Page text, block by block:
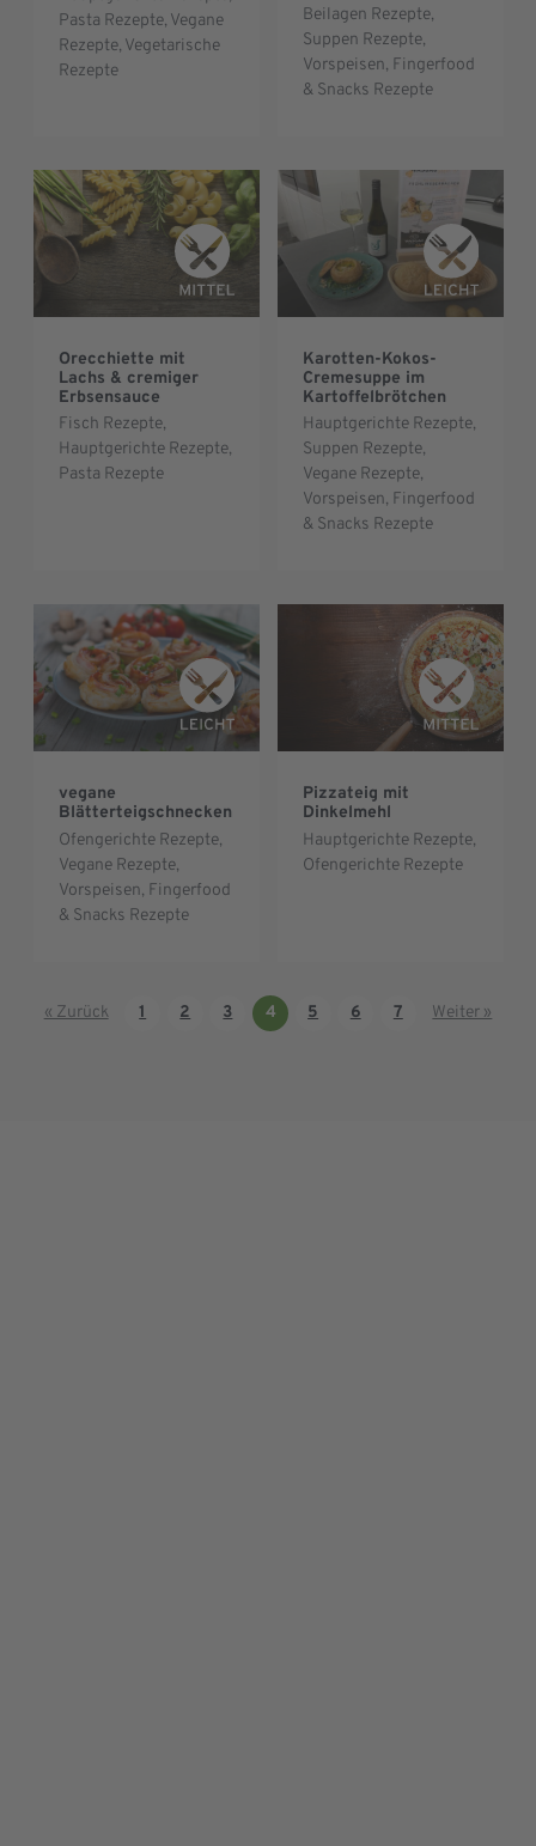
Pasta Rezepte, Vegane
Rezepte, Vegetarische
Rezepte
Beilagen Rezepte,
Suppen Rezepte,
Vorspeisen, Fingerfood
& Snacks Rezepte
Orecchiette mit
Lachs & cremiger
Erbsensauce
Fisch Rezepte,
Hauptgerichte Rezepte,
Pasta Rezepte
Karotten-Kokos-
Cremesuppe im
Kartoffelbrötchen
Hauptgerichte Rezepte,
Suppen Rezepte,
Vegane Rezepte,
Vorspeisen, Fingerfood
& Snacks Rezepte
vegane
Blätterteigschnecken
Ofengerichte Rezepte,
Vegane Rezepte,
Vorspeisen, Fingerfood
& Snacks Rezepte
Pizzateig mit
Dinkelmehl
Hauptgerichte Rezepte,
Ofengerichte Rezepte
« Zurück 1 2 3 4 5 6 7 Weiter »